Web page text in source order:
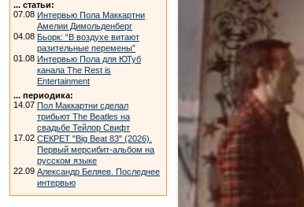
... статьи:
07.08 Интервью Пола Маккартни
Амелии Димольденберг
04.08 Бьорк: “В воздухе витают
разительные перемены”
01.08 Интервью Пола для ЮТуб
канала The Rest is
Entertainment
... периодика:
14.07 Пол Маккартни сделал
трибьют The Beatles на
свадьбе Тейлор Свифт
17.02 СЕКРЕТ "Big Beat 83" (2026).
Первый мерсибит-альбом на
русском языке
22.09 Александр Беляев. Последнее
интервью